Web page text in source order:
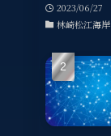
2023/06/27
林崎松江海岸